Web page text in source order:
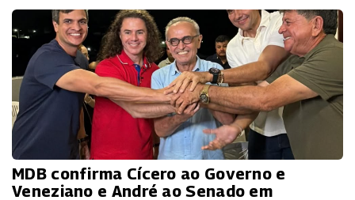
MDB confirma Cícero ao Governo e
Veneziano e André ao Senado em